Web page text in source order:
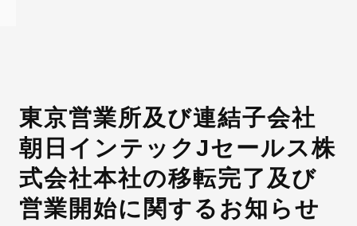
事業紹介
ESG
採用情報
東京営業所及び連結子会社
朝日インテックJセールス株
式会社本社の移転完了及び
営業開始に関するお知らせ